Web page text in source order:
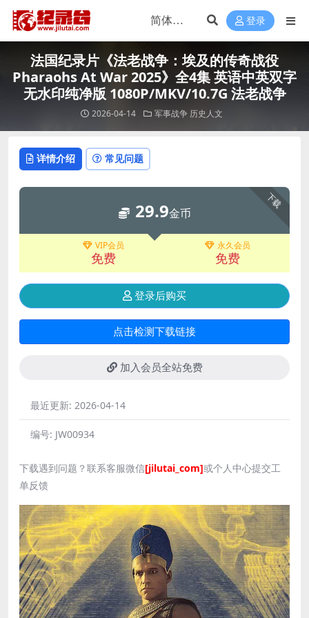
登录
法国纪录片《法老战争：埃及的传奇战役
Pharaohs At War 2025》全4集 英语中英双字
无水印纯净版 1080P/MKV/10.7G 法老战争
2026-04-14 军事战争 历史人文
详情介绍 常见问题
下载
29.9金币
VIP会员
免费
永久会员
免费
登录后购买
点击检测下载链接
加入会员全站免费
最近更新: 2026-04-14
编号: JW00934
下载遇到问题？联系客服微信[jilutai_com]或个人中心提交工
单反馈